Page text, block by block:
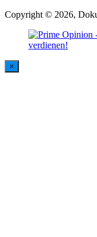
Copyright © 2026,
×